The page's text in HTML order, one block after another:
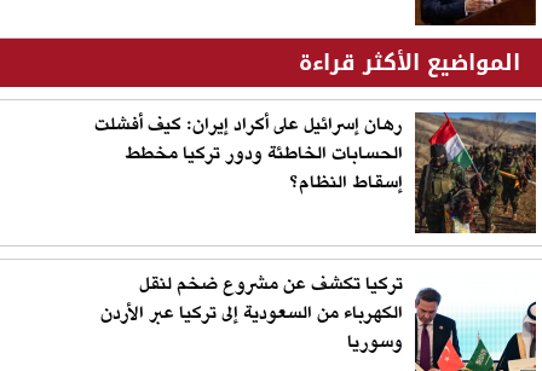
المواضيع الأكثر قراءة
رهان إسرائيل على أكراد إيران: كيف أفشلت
الحسابات الخاطئة ودور تركيا مخطط
إسقاط النظام؟
تركيا تكشف عن مشروع ضخم لنقل
الكهرباء من السعودية إلى تركيا عبر الأردن
وسوريا